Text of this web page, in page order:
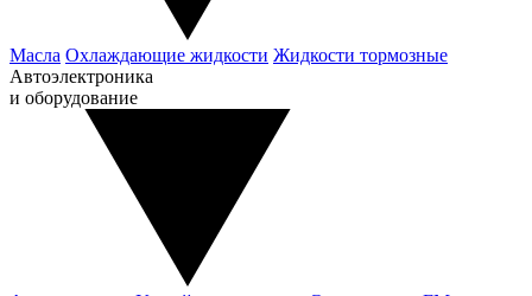
Масла Охлаждающие жидкости Жидкости тормозные
Автоэлектроника
и оборудование